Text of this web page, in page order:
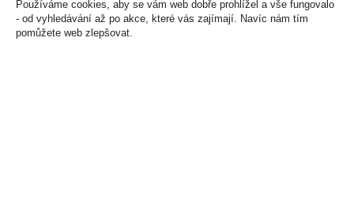
Používáme cookies, aby se vám web dobře prohlížel a vše fungovalo
- od vyhledávání až po akce, které vás zajímají. Navíc nám tím
pomůžete web zlepšovat.